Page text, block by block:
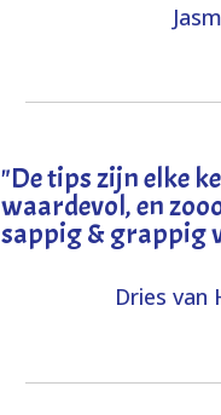
"De tips zijn elke
waardevol, en
sappig & grappig
Dries van